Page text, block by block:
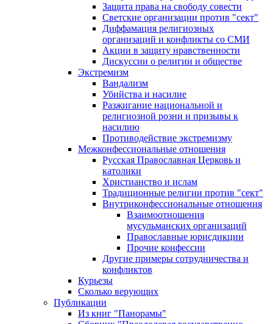
Защита права на свободу совести
Светские организации против "сект"
Диффамация религиозных
организаций и конфликты со СМИ
Акции в защиту нравственности
Дискуссии о религии и обществе
Экстремизм
Вандализм
Убийства и насилие
Разжигание национальной и
религиозной розни и призывы к
насилию
Противодействие экстремизму
Межконфессиональные отношения
Русская Православная Церковь и
католики
Христианство и ислам
Традиционные религии против "сект"
Внутриконфессиональные отношения
Взаимоотношения
мусульманских организаций
Православные юрисдикции
Прочие конфессии
Другие примеры сотрудничества и
конфликтов
Курьезы
Сколько верующих
Публикации
Из книг "Панорамы"